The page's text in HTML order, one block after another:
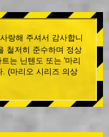
랑해 주셔서 감사합니
철저히 준수하며 정상
는 닌텐도 또는 '마리
. (마리오 시리즈 의상